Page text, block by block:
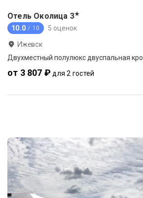
Отель Околица 3★
10.0 / 10 5 оценок
Ижевск
Двухместный полулюкс двуспальная
от 3 807 ₽ для 2 гостей